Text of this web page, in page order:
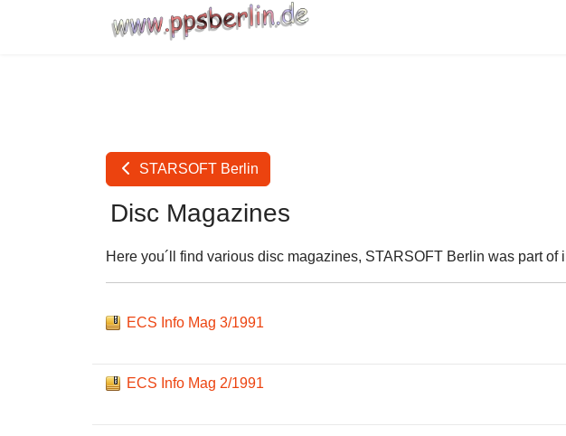
STARSOFT Berlin
Disc Magazines
Here you´ll find various disc magazines, STARSOFT Berlin was part of
ECS Info Mag 3/1991
ECS Info Mag 2/1991